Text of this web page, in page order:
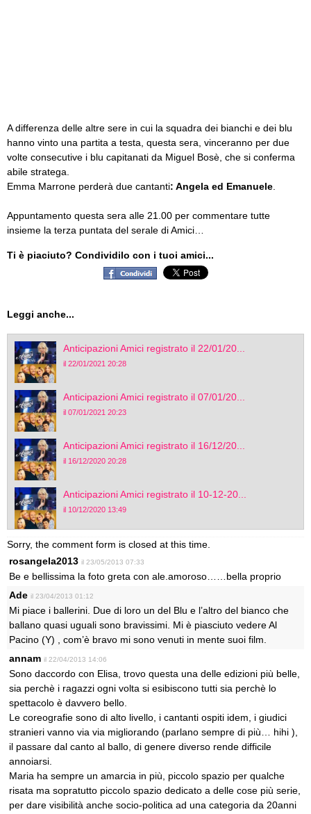
A differenza delle altre sere in cui la squadra dei bianchi e dei blu
hanno vinto una partita a testa, questa sera, vinceranno per due
volte consecutive i blu capitanati da Miguel Bosè, che si conferma
abile stratega.
Emma Marrone perderà due cantanti: Angela ed Emanuele
Appuntamento questa sera alle 21.00 per commentare tutte
insieme la terza puntata del serale di Amici…
Ti è piaciuto? Condividilo con i tuoi amici...
Leggi anche...
Anticipazioni Amici registrato il 22/01/20...
il 22/01/2021 20:28
Anticipazioni Amici registrato il 07/01/20...
il 07/01/2021 20:23
Anticipazioni Amici registrato il 16/12/20...
il 16/12/2020 20:28
Anticipazioni Amici registrato il 10-12-20...
il 10/12/2020 13:49
Sorry, the comment form is closed at this time.
rosangela2013 il 23/05/2013 07:33
Be e bellissima la foto greta con ale.amoroso……bella proprio
Ade il 23/04/2013 01:12
Mi piace i ballerini. Due di loro un del Blu e l’altro del bianco che
ballano quasi uguali sono bravissimi. Mi è piasciuto vedere Al
Pacino (Y) , com’è bravo mi sono venuti in mente suoi film.
annam il 22/04/2013 14:06
Sono daccordo con Elisa, trovo questa una delle edizioni più belle,
sia perchè i ragazzi ogni volta si esibiscono tutti sia perchè lo
spettacolo è davvero bello.
Le coreografie sono di alto livello, i cantanti ospiti idem, i giudici
stranieri vanno via via migliorando (parlano sempre di più… hihi ),
il passare dal canto al ballo, di genere diverso rende difficile
annoiarsi.
Maria ha sempre un amarcia in più, piccolo spazio per qualche
risata ma sopratutto piccolo spazio dedicato a delle cose più serie,
per dare visibilità anche socio-politica ad una categoria da 20anni